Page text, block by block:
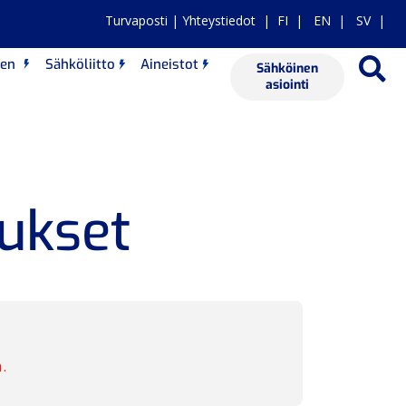
Turvaposti | Yhteystiedot| FI | EN | SV |
Sähköliitto Aineistot
Sähköinen
asiointi